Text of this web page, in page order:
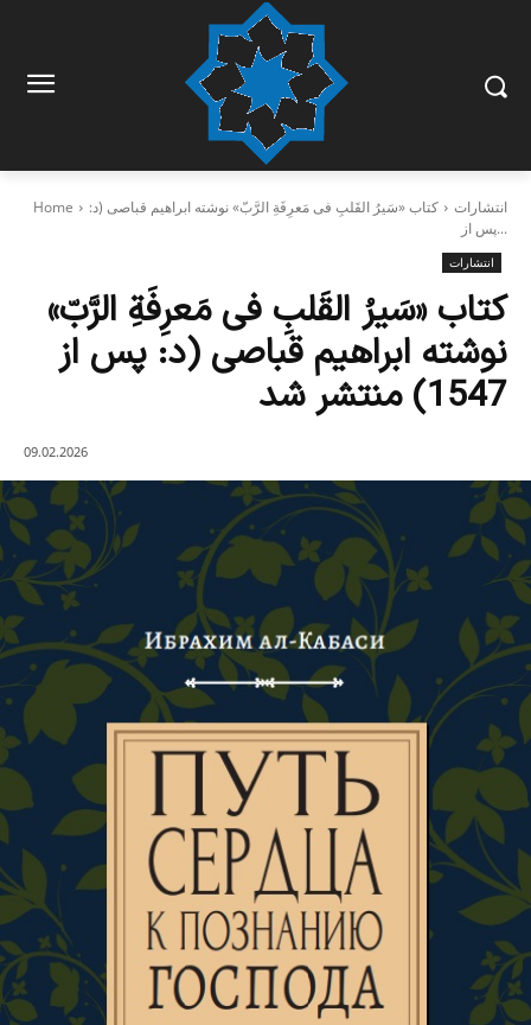
Home انتشارات
کتاب «سَیرُ القَلبِ فی مَعرِفَةِ الرَّبّ» نوشته ابراهیم قباصی (د:
پس از...
انتشارات
کتاب «سَیرُ القَلبِ فی مَعرِفَةِ الرَّبّ»
نوشته ابراهیم قباصی (د: پس از
1547) منتشر شد
09.02.2026